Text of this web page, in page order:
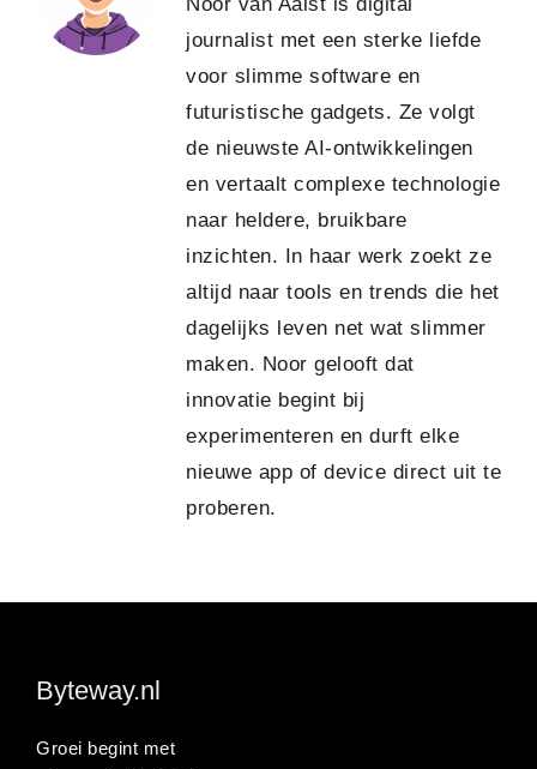
journalist met een sterke liefde
voor slimme software en
futuristische gadgets. Ze volgt
de nieuwste AI-ontwikkelingen
en vertaalt complexe technologie
naar heldere, bruikbare
inzichten. In haar werk zoekt ze
altijd naar tools en trends die het
dagelijks leven net wat slimmer
maken. Noor gelooft dat
innovatie begint bij
experimenteren en durft elke
nieuwe app of device direct uit te
proberen.
Byteway.nl
Groei begint met